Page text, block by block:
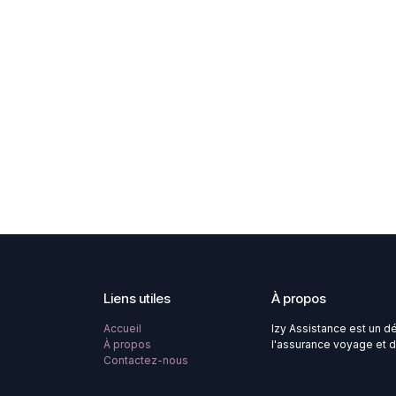
Liens utiles
Accueil
À propos
Contactez-nous
À propos
Izy Assistance est un
l'assurance voyage et